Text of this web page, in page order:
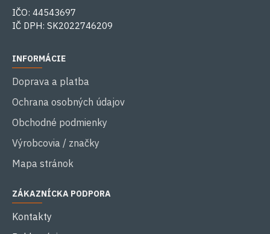
IČO: 44543697
IČ DPH: SK2022746209
INFORMÁCIE
Doprava a platba
Ochrana osobných údajov
Obchodné podmienky
Výrobcovia / značky
Mapa stránok
ZÁKAZNÍCKA PODPORA
Kontakty